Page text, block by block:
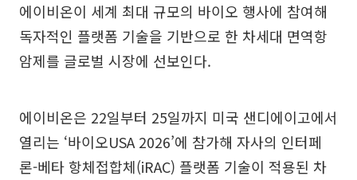
에이비온이 세계 최대 규모의 바이오 행사에 참여해
독자적인 플랫폼 기술을 기반으로 한 차세대 면역항
암제를 글로벌 시장에 선보인다.
에이비온은 22일부터 25일까지 미국 샌디에이고에서
열리는 ‘바이오USA 2026’에 참가해 자사의 인터페
론-베타 항체접합체(iRAC) 플랫폼 기술이 적용된 차